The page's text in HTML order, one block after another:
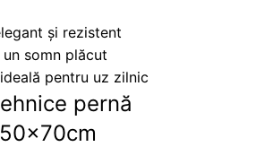
și rezistent
somn plăcut
pentru uz zilnic
pernă